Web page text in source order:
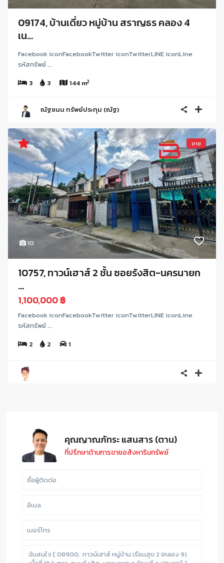
09174, บ้านเดี่ยว หมู่บ้าน สราญธร คลอง 4
เน...
Facebook iconFacebookTwitter iconTwitterLINE iconLine
รหัสทรัพย์ ...
3
3 144 m2
ณัฐชนน ทรัพย์ประทุม (ณัฐ)
10
ขาย
10757, ทาวน์เฮาส์ 2 ชั้น ซอยรังสิต-นครนายก
...
1,100,000 ฿
Facebook iconFacebookTwitter iconTwitterLINE iconLine
รหัสทรัพย์ ...
2
2 1
คุณญาณภัทระ แสนสาร (ตาน)
ที่ปรึกษาด้านการขายอสังหาริมทรัพย์